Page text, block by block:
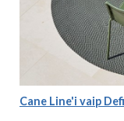
Cane Line'i vaip